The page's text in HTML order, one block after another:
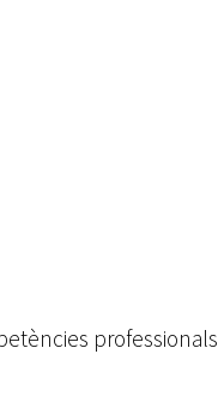
professionals